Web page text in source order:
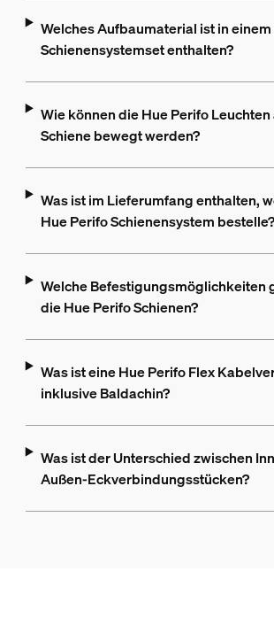
Welches Aufbaumaterial ist in
Schienensystemset enthalten?
Wie können die Hue Perifo
Schiene bewegt werden?
Was ist im Lieferumfang enthalten,
Hue Perifo Schienensystem bestelle?
Welche Befestigungsmöglichkeiten
die Hue Perifo Schienen?
Was ist eine Hue Perifo Flex
inklusive Baldachin?
Was ist der Unterschied zwischen
Außen-Eckverbindungsstücken?